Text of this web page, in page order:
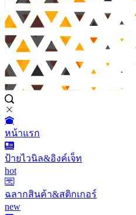
หน้าแรก
ป้ายไวนิล&อิงค์เจ็ท
hot
ฉลากสินค้า&สติกเกอร์
new